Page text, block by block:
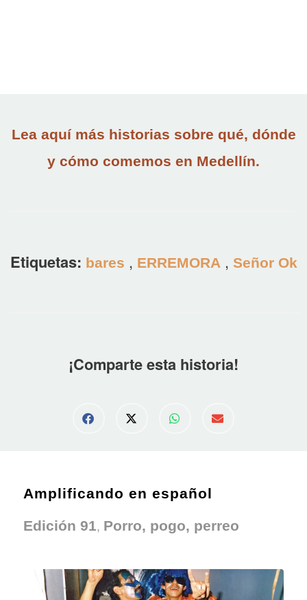
Lea aquí más historias sobre qué, dónde
y cómo comemos en Medellín.
Etiquetas: bares , ERREMORA, Señor Ok
¡Comparte esta historia!
Amplificando en español
Edición 91, Porro, pogo, perreo